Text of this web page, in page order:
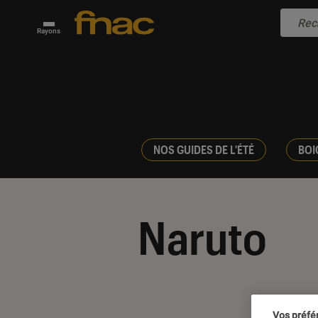
Rayons
NOS GUIDES DE L'ÉTÉ
Naruto
Vos